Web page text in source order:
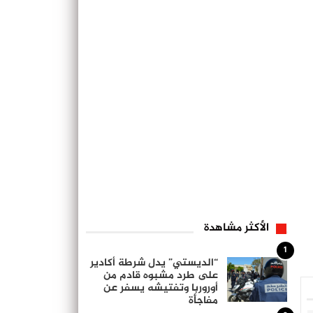
الأكثر مشاهدة
1
“الديستي” يدل شرطة أكادير
على طرد مشبوه قادم من
أوروربا وتفتيشه يسفر عن
مفاجأة